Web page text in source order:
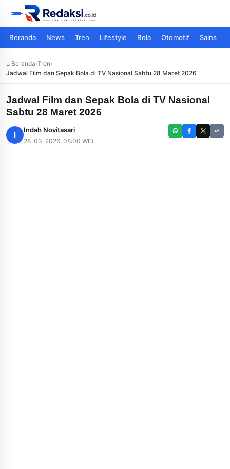
Beranda News Tren Lifestyle Bola Otomotif Sains
⌂ Beranda›Tren›
Jadwal Film dan Sepak Bola di TV Nasional Sabtu 28 Maret 2026
Jadwal Film dan Sepak Bola di TV Nasional
Sabtu 28 Maret 2026
I
Indah Novitasari
28-03-2026, 08:00 WIB